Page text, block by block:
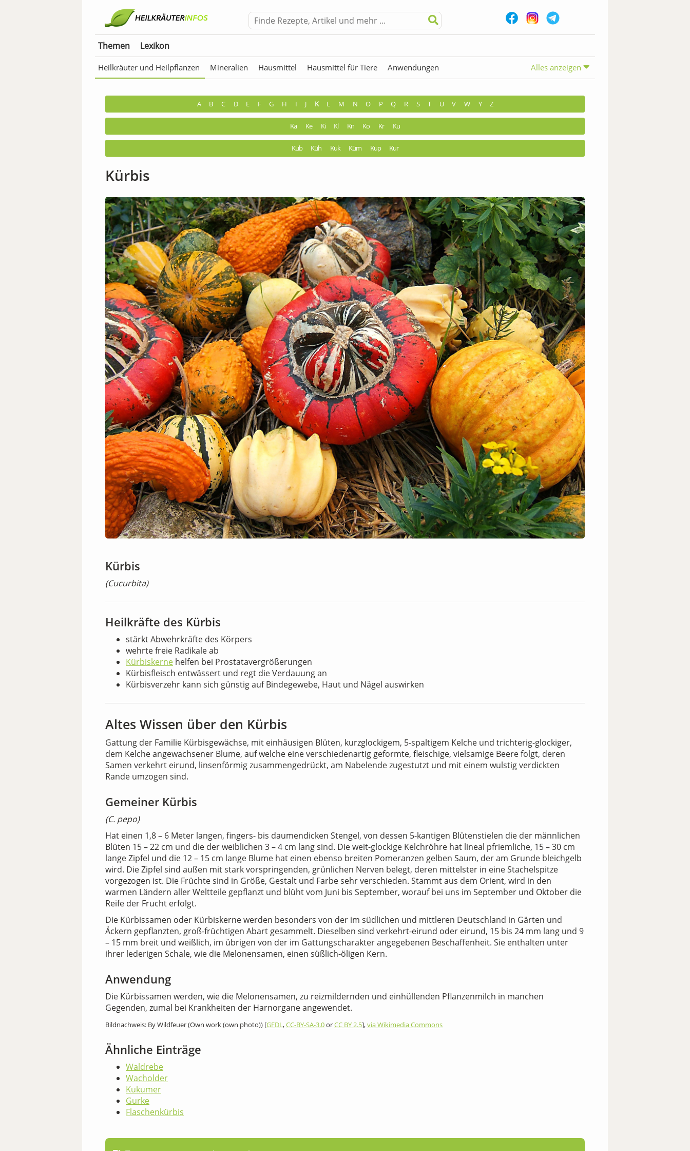
Themen Lexikon
Heilkräuter und Heilpflanzen Mineralien Hausmittel Hausmittel für Tiere Anwendungen Alles anzeigen
A B C D E F G H I J K L M N Ö P Q R S T U V W Y Z
Ka Ke Ki Kl Kn Ko Kr Ku
Kub Küh Kuk Küm Kup Kur
Kürbis
Kürbis
(Cucurbita)
Heilkräfte des Kürbis
stärkt Abwehrkräfte des Körpers
wehrte freie Radikale ab
Kürbiskerne helfen bei Prostatavergrößerungen
Kürbisfleisch entwässert und regt die Verdauung an
Kürbisverzehr kann sich günstig auf Bindegewebe, Haut und Nägel auswirken
Altes Wissen über den Kürbis
Gattung der Familie Kürbisgewächse, mit einhäusigen Blüten, kurzglockigem, 5-spaltigem Kelche und trichterig-glockiger,
dem Kelche angewachsener Blume, auf welche eine verschiedenartig geformte, fleischige, vielsamige Beere folgt, deren
Samen verkehrt eirund, linsenförmig zusammengedrückt, am Nabelende zugestutzt und mit einem wulstig verdickten
Rande umzogen sind.
Gemeiner Kürbis
(C. pepo)
Hat einen 1,8 – 6 Meter langen, fingers- bis daumendicken Stengel, von dessen 5-kantigen Blütenstielen die der männlichen
Blüten 15 – 22 cm und die der weiblichen 3 – 4 cm lang sind. Die weit-glockige Kelchröhre hat lineal pfriemliche, 15 – 30 cm
lange Zipfel und die 12 – 15 cm lange Blume hat einen ebenso breiten Pomeranzen gelben Saum, der am Grunde bleichgelb
wird. Die Zipfel sind außen mit stark vorspringenden, grünlichen Nerven belegt, deren mittelster in eine Stachelspitze
vorgezogen ist. Die Früchte sind in Größe, Gestalt und Farbe sehr verschieden. Stammt aus dem Orient, wird in den
warmen Ländern aller Weltteile gepflanzt und blüht vom Juni bis September, worauf bei uns im September und Oktober die
Reife der Frucht erfolgt.
Die Kürbissamen oder Kürbiskerne werden besonders von der im südlichen und mittleren Deutschland in Gärten und
Äckern gepflanzten, groß-früchtigen Abart gesammelt. Dieselben sind verkehrt-eirund oder eirund, 15 bis 24 mm lang und 9
– 15 mm breit und weißlich, im übrigen von der im Gattungscharakter angegebenen Beschaffenheit. Sie enthalten unter
ihrer lederigen Schale, wie die Melonensamen, einen süßlich-öligen Kern.
Anwendung
Die Kürbissamen werden, wie die Melonensamen, zu reizmildernden und einhüllenden Pflanzenmilch in manchen
Gegenden, zumal bei Krankheiten der Harnorgane angewendet.
Bildnachweis: By Wildfeuer (Own work (own photo)) [GFDL,CC-BY-SA-3.0orCC BY 2.5],via Wikimedia Commons
Ähnliche Einträge
Waldrebe
Wacholder
Kukumer
Gurke
Flaschenkürbis